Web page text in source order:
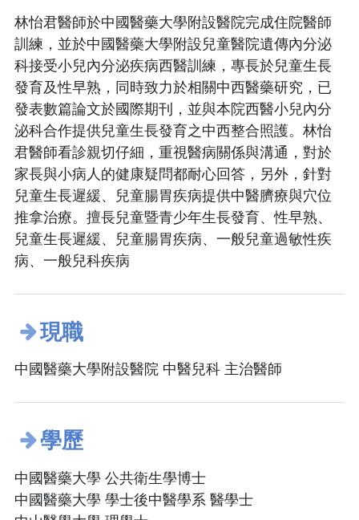
林怡君醫師於中國醫藥大學附設醫院完成住院醫師
訓練，並於中國醫藥大學附設兒童醫院遺傳內分泌
科接受小兒內分泌疾病西醫訓練，專長於兒童生長
發育及性早熟，同時致力於相關中西醫藥研究，已
發表數篇論文於國際期刊，並與本院西醫小兒內分
泌科合作提供兒童生長發育之中西整合照護。林怡
君醫師看診親切仔細，重視醫病關係與溝通，對於
家長與小病人的健康疑問都耐心回答，另外，針對
兒童生長遲緩、兒童腸胃疾病提供中醫臍療與穴位
推拿治療。擅長兒童暨青少年生長發育、性早熟、
兒童生長遲緩、兒童腸胃疾病、一般兒童過敏性疾
病、一般兒科疾病
現職
中國醫藥大學附設醫院 中醫兒科 主治醫師
學歷
中國醫藥大學 公共衛生學博士
中國醫藥大學 學士後中醫學系 醫學士